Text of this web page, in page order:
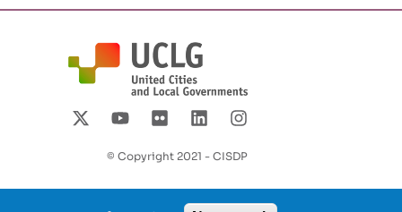
© Copyright 2021 - CISDP